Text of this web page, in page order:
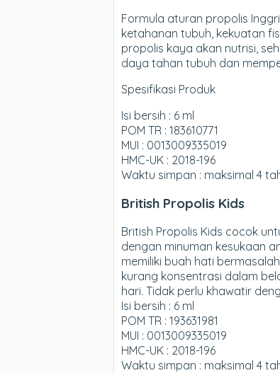
Formula aturan propolis
ketahanan tubuh, kekuatan
propolis kaya akan nutrisi,
daya tahan tubuh dan
Spesifikasi Produk
Isi bersih : 6 ml
POM TR : 183610771
MUI : 0013009335019
HMC-UK : 2018-196
Waktu simpan : maksimal 4
British Propolis Kids
British Propolis Kids cocok
dengan minuman kesukaan
memiliki buah hati
kurang konsentrasi dalam
hari. Tidak perlu khawatir
Isi bersih : 6 ml
POM TR : 193631981
MUI : 0013009335019
HMC-UK : 2018-196
Waktu simpan : maksimal 4